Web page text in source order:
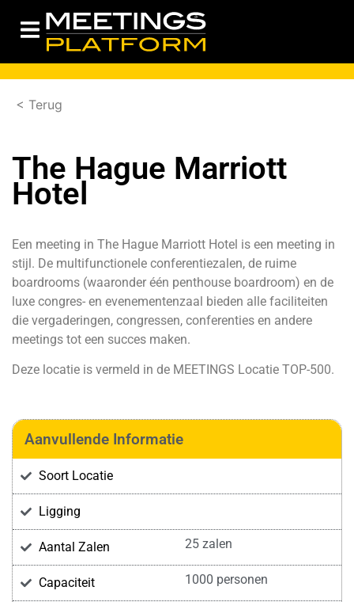
< Terug
The Hague Marriott
Hotel
Een meeting in The Hague Marriott Hotel is een meeting in
stijl. De multifunctionele conferentiezalen, de ruime
boardrooms (waaronder één penthouse boardroom) en de
luxe congres- en evenementenzaal bieden alle faciliteiten
die vergaderingen, congressen, conferenties en andere
meetings tot een succes maken.
Deze locatie is vermeld in de MEETINGS Locatie TOP-500.
Aanvullende Informatie
Soort Locatie
Ligging
Aantal Zalen 25 zalen
Capaciteit 1000 personen